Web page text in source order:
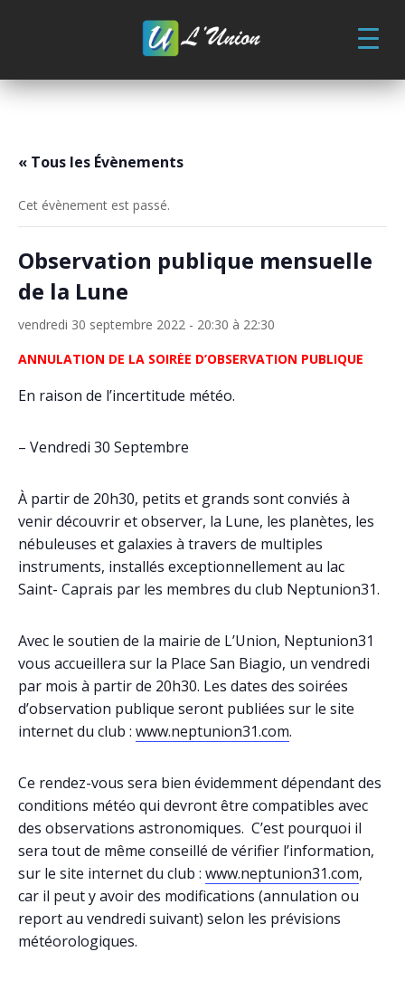
« Tous les Évènements
Cet évènement est passé.
Observation publique mensuelle
de la Lune
vendredi 30 septembre 2022 - 20:30 à 22:30
ANNULATION DE LA SOIRÉE D’OBSERVATION PUBLIQUE
En raison de l’incertitude météo.
– Vendredi 30 Septembre
À partir de 20h30, petits et grands sont conviés à
venir découvrir et observer, la Lune, les planètes, les
nébuleuses et galaxies à travers de multiples
instruments, installés exceptionnellement au lac
Saint- Caprais par les membres du club Neptunion31.
Avec le soutien de la mairie de L’Union, Neptunion31
vous accueillera sur la Place San Biagio, un vendredi
par mois à partir de 20h30. Les dates des soirées
d’observation publique seront publiées sur le site
internet du club : www.neptunion31.com.
Ce rendez-vous sera bien évidemment dépendant des
conditions météo qui devront être compatibles avec
des observations astronomiques. C’est pourquoi il
sera tout de même conseillé de vérifier l’information,
sur le site internet du club : www.neptunion31.com,
car il peut y avoir des modifications (annulation ou
report au vendredi suivant) selon les prévisions
météorologiques.